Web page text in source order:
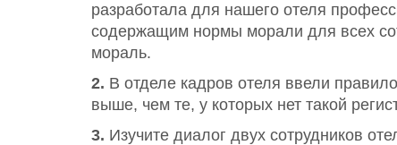
разработала для нашего отеля
содержащим нормы морали для всех
мораль.
2. В отделе кадров отеля ввели
выше, чем те, у которых нет такой
3. Изучите диалог двух сотрудников